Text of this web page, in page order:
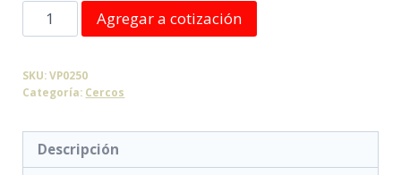
Puntas
de
Simple
Agregar a cotización
SKU:VP0250
Categoría: Cercos
Descripción